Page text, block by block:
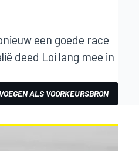
een goede race
deed Loi lang mee in
ALS VOORKEURSBRON